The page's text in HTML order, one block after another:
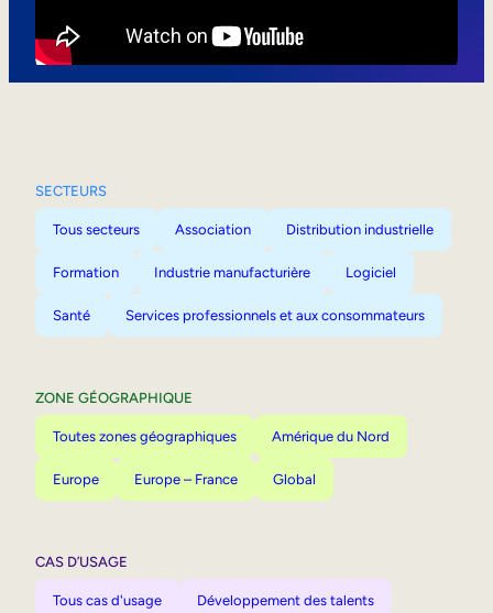
SECTEURS
Tous secteurs Association Distribution industrielle
Formation Industrie manufacturière Logiciel
Santé Services professionnels et aux consommateurs
ZONE GÉOGRAPHIQUE
Toutes zones géographiques Amérique du Nord
Europe Europe – France Global
CAS D’USAGE
Tous cas d'usage Développement des talents